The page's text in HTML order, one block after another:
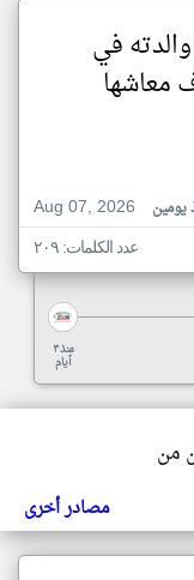
في
Aug 07, 2026
يومين
عدد الكلمات: ٢٠٩
منذ ٣
أيام
من
مصادر أخرى